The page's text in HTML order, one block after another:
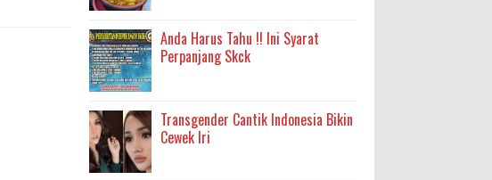
Anda Harus Tahu !! Ini Syarat
Perpanjang Skck
Transgender Cantik Indonesia Bikin
Cewek Iri